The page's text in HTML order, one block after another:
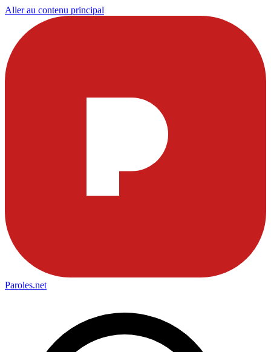
Aller au contenu principal
Paroles.net